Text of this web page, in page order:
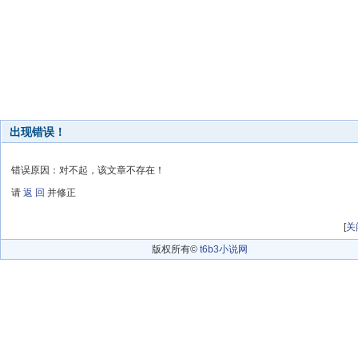
出现错误！
错误原因：对不起，该文章不存在！
请 返 回 并修正
[关
版权所有© t6b3小说网